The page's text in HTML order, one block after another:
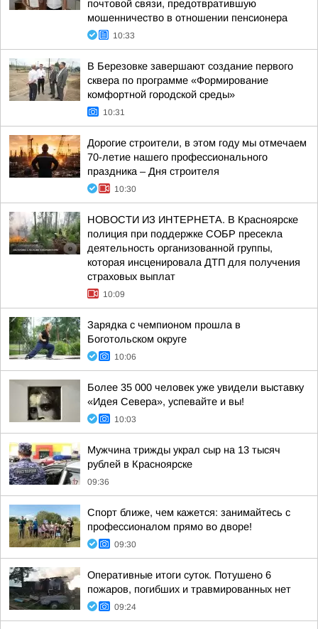
почтовой связи, предотвратившую
мошенничество в отношении пенсионера
10:33
В Березовке завершают создание первого
сквера по программе «Формирование
комфортной городской среды»
10:31
Дорогие строители, в этом году мы отмечаем
70-летие нашего профессионального
праздника – Дня строителя
10:30
НОВОСТИ ИЗ ИНТЕРНЕТА. В Красноярске
полиция при поддержке СОБР пресекла
деятельность организованной группы,
которая инсценировала ДТП для получения
страховых выплат
10:09
Зарядка с чемпионом прошла в
Боготольском округе
10:06
Более 35 000 человек уже увидели выставку
«Идея Севера», успевайте и вы!
10:03
Мужчина трижды украл сыр на 13 тысяч
рублей в Красноярске
09:36
Спорт ближе, чем кажется: занимайтесь с
профессионалом прямо во дворе!
09:30
Оперативные итоги суток. Потушено 6
пожаров, погибших и травмированных нет
09:24